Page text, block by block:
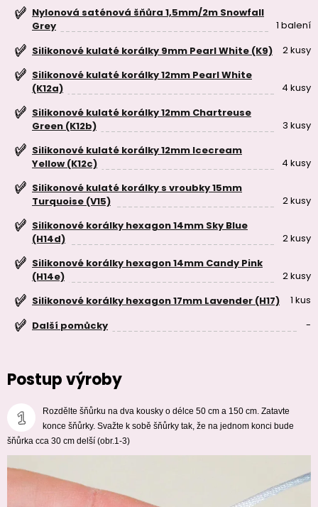
Nylonová saténová šňůra 1,5mm/2m Snowfall
Grey
1 balení
Silikonové kulaté korálky 9mm Pearl White (K9)
2 kusy
Silikonové kulaté korálky 12mm Pearl White
(K12a)
4 kusy
Silikonové kulaté korálky 12mm Chartreuse
Green (K12b)
3 kusy
Silikonové kulaté korálky 12mm Icecream
Yellow (K12c)
4 kusy
Silikonové kulaté korálky s vroubky 15mm
Turquoise (V15)
2 kusy
Silikonové korálky hexagon 14mm Sky Blue
(H14d)
2 kusy
Silikonové korálky hexagon 14mm Candy Pink
(H14e)
2 kusy
Silikonové korálky hexagon 17mm Lavender (H17)
1 kus
Další pomůcky
-
Postup výroby
Rozdělte šňůrku na dva kousky o délce 50 cm a 150 cm. Zatavte
konce šňůrky. Svažte k sobě šňůrky tak, že na jednom konci bude
šňůrka cca 30 cm delší (obr.1-3)